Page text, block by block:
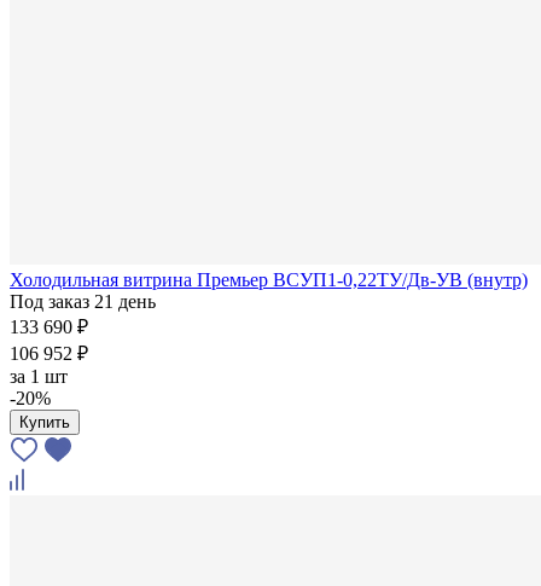
Холодильная витрина Премьер ВСУП1-0,22ТУ/Дв-УВ (внутр)
Под заказ 21 день
133 690 ₽
106 952 ₽
за 1 шт
-20%
Купить